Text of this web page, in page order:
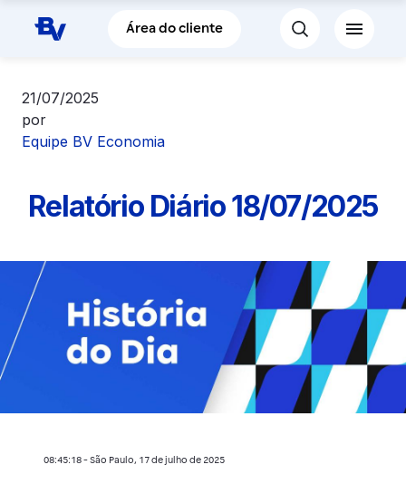
Pular para o Conteúdo principal
Área do cliente
21/07/2025
por
Equipe BV Economia
Relatório Diário 18/07/2025
08:45:18 - São Paulo, 17 de julho de 2025